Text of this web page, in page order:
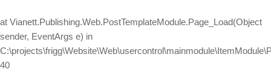
at Vianett.Publishing.Web.PostTemplateModule.Page_Load(Object
sender, EventArgs e) in
40